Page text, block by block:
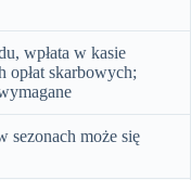
wpłata w kasie
opłat skarbowych;
sezonach może się